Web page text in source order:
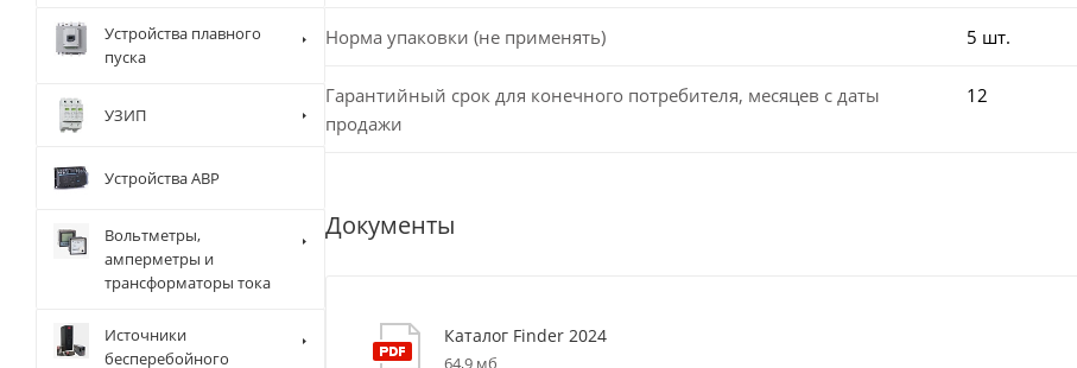
Норма упаковки (не применять) 5 шт.
Гарантийный срок для конечного потребителя, месяцев с даты
продажи
12
Документы
Каталог Finder 2024
64,9 мб
Устройства плавного
пуска
УЗИП
Устройства АВР
Вольтметры,
амперметры и
трансформаторы тока
Источники
бесперебойного